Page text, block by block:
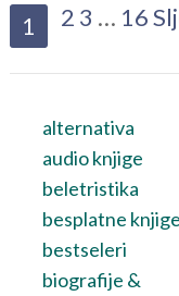
1 2 3 … 16
alternativa
audio knjige
beletristika
besplatne knjige
bestseleri
biografije &